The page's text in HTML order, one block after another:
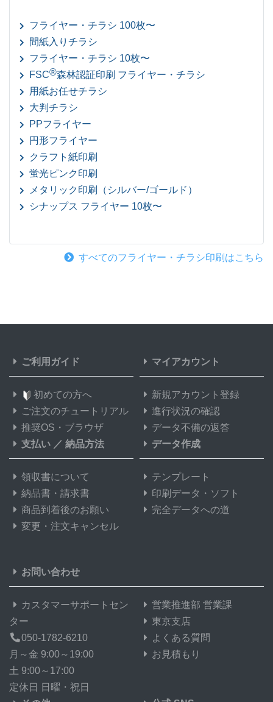
フライヤー・チラシ 100枚〜
間紙入りチラシ
フライヤー・チラシ 10枚〜
FSC®森林認証印刷 フライヤー・チラシ
用紙お任せチラシ
大判チラシ
PPフライヤー
円形フライヤー
クラフト紙印刷
蛍光ピンク印刷
メタリック印刷（シルバー/ゴールド）
シナップス フライヤー 10枚〜
すべてのフライヤー・チラシ印刷はこちら
ご利用ガイド
初めての方へ
ご注文のチュートリアル
推奨OS・ブラウザ
マイアカウント
新規アカウント登録
進行状況の確認
データ不備の返答
支払い ／ 納品方法
領収書について
納品書・請求書
商品到着後のお願い
変更・注文キャンセル
データ作成
テンプレート
印刷データ・ソフト
完全データへの道
お問い合わせ
カスタマーサポートセン
ター
050-1782-6210
月～金 9:00～19:00
土 9:00～17:00
定休日 日曜・祝日
営業推進部 営業課
東京支店
よくある質問
お見積もり